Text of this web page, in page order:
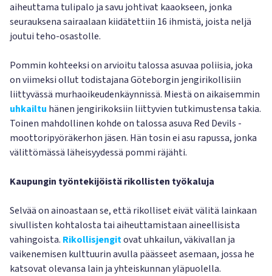
aiheuttama tulipalo ja savu johtivat kaaokseen, jonka
seurauksena sairaalaan kiidätettiin 16 ihmistä, joista neljä
joutui teho-osastolle.
Pommin kohteeksi on arvioitu talossa asuvaa poliisia, joka
on viimeksi ollut todistajana Göteborgin jengirikollisiin
liittyvässä murhaoikeudenkäynnissä. Miestä on aikaisemmin
uhkailtu hänen jengirikoksiin liittyvien tutkimustensa takia.
Toinen mahdollinen kohde on talossa asuva Red Devils -
moottoripyöräkerhon jäsen. Hän tosin ei asu rapussa, jonka
välittömässä läheisyydessä pommi räjähti.
Kaupungin työntekijöistä rikollisten työkaluja
Selvää on ainoastaan se, että rikolliset eivät välitä lainkaan
sivullisten kohtalosta tai aiheuttamistaan aineellisista
vahingoista. Rikollisjengitovat uhkailun, väkivallan ja
vaikenemisen kulttuurin avulla päässeet asemaan, jossa he
katsovat olevansa lain ja yhteiskunnan yläpuolella.